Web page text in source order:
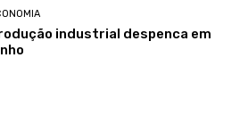
industrial despenca em